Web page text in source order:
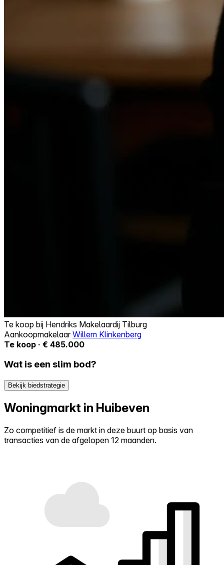
Te koop bij Hendriks Makelaardij Tilburg
AankoopmakelaarWillem Klinkenberg
Te koop · € 485.000
Wat is een slim bod?
Bekijk biedstrategie
Woningmarkt in Huibeven
Zo competitief is de markt in deze buurt op basis van
transacties van de afgelopen 12 maanden.